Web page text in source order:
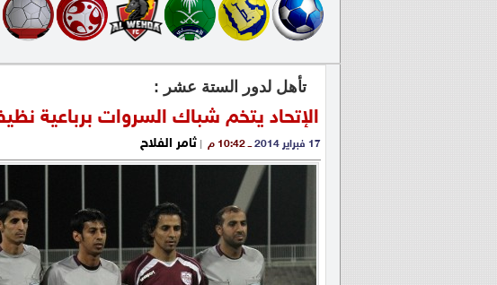
تأهل لدور الستة عشر :
الإتحاد يتخم شباك السروات برباعية
17 فبراير 2014 ــ 10:42 م |ثامر الفلاح